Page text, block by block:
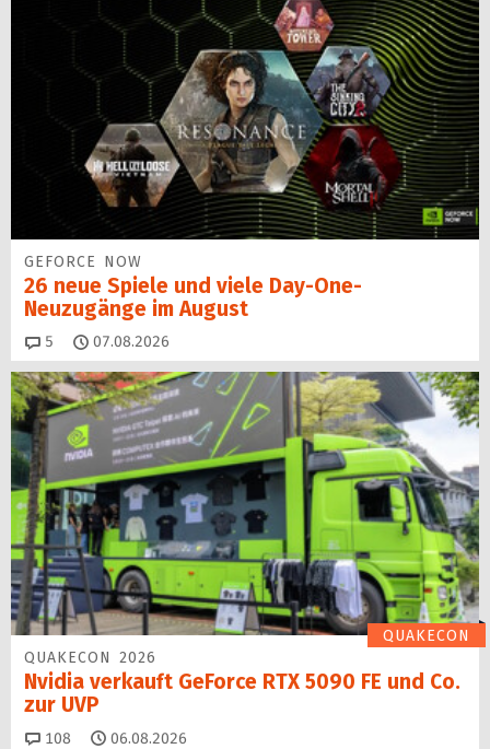
GEFORCE NOW
26 neue Spiele und viele Day-One-
Neuzugänge im August
5 Kommentare
07.08.2026
QUAKECON
QUAKECON 2026
Nvidia verkauft GeForce RTX 5090 FE und Co.
zur UVP
108 Kommentare
06.08.2026